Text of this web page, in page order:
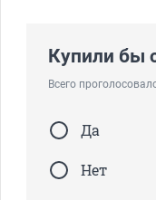
Купили бы
Всего
Да
Нет